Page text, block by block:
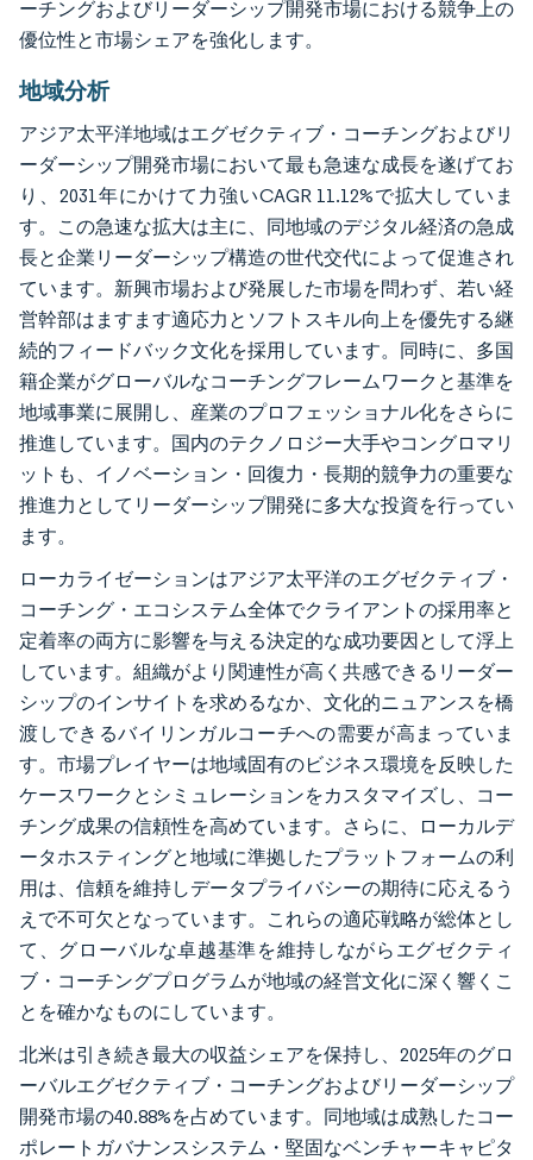
ーチングおよびリーダーシップ開発市場における競争上の
優位性と市場シェアを強化します。
地域分析
アジア太平洋地域はエグゼクティブ・コーチングおよびリ
ーダーシップ開発市場において最も急速な成長を遂げてお
り、2031年にかけて力強いCAGR 11.12%で拡大していま
す。この急速な拡大は主に、同地域のデジタル経済の急成
長と企業リーダーシップ構造の世代交代によって促進され
ています。新興市場および発展した市場を問わず、若い経
営幹部はますます適応力とソフトスキル向上を優先する継
続的フィードバック文化を採用しています。同時に、多国
籍企業がグローバルなコーチングフレームワークと基準を
地域事業に展開し、産業のプロフェッショナル化をさらに
推進しています。国内のテクノロジー大手やコングロマリ
ットも、イノベーション・回復力・長期的競争力の重要な
推進力としてリーダーシップ開発に多大な投資を行ってい
ます。
ローカライゼーションはアジア太平洋のエグゼクティブ・
コーチング・エコシステム全体でクライアントの採用率と
定着率の両方に影響を与える決定的な成功要因として浮上
しています。組織がより関連性が高く共感できるリーダー
シップのインサイトを求めるなか、文化的ニュアンスを橋
渡しできるバイリンガルコーチへの需要が高まっていま
す。市場プレイヤーは地域固有のビジネス環境を反映した
ケースワークとシミュレーションをカスタマイズし、コー
チング成果の信頼性を高めています。さらに、ローカルデ
ータホスティングと地域に準拠したプラットフォームの利
用は、信頼を維持しデータプライバシーの期待に応えるう
えで不可欠となっています。これらの適応戦略が総体とし
て、グローバルな卓越基準を維持しながらエグゼクティ
ブ・コーチングプログラムが地域の経営文化に深く響くこ
とを確かなものにしています。
北米は引き続き最大の収益シェアを保持し、2025年のグロ
ーバルエグゼクティブ・コーチングおよびリーダーシップ
開発市場の40.88%を占めています。同地域は成熟したコー
ポレートガバナンスシステム・堅固なベンチャーキャピタ